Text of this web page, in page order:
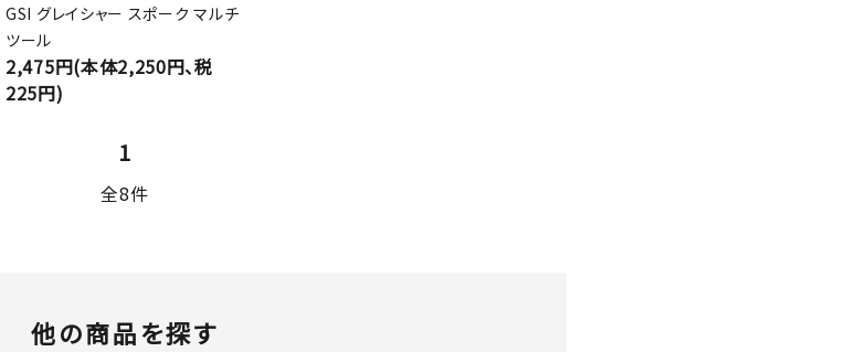
GSI グレイシャー スポーク マルチ
ツール
2,475円(本体2,250円、税
225円)
1
全8件
他の商品を探す